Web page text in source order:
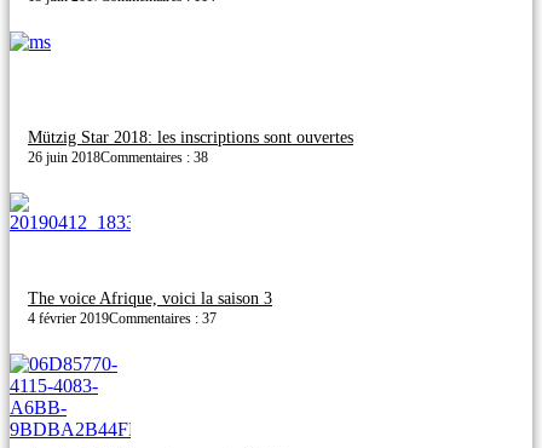
Mützig Star 2018: les inscriptions sont ouvertes
26 juin 2018Commentaires : 38
The voice Afrique, voici la saison 3
4 février 2019Commentaires : 37